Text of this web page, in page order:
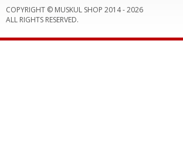
COPYRIGHT © MUSKUL SHOP 2014 -2026
ALL RIGHTS RESERVED.